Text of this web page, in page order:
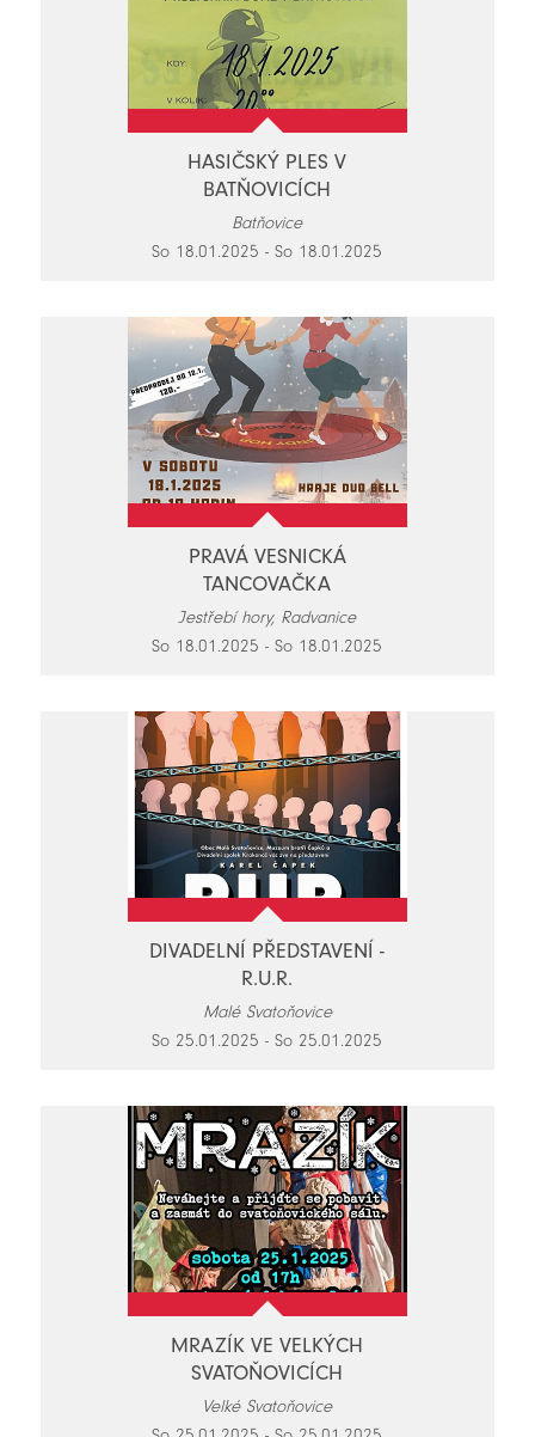
HASIČSKÝ PLES V
BATŇOVICÍCH
Batňovice
So 18.01.2025 - So 18.01.2025
PRAVÁ VESNICKÁ
TANCOVAČKA
Jestřebí hory, Radvanice
So 18.01.2025 - So 18.01.2025
DIVADELNÍ PŘEDSTAVENÍ -
R.U.R.
Malé Svatoňovice
So 25.01.2025 - So 25.01.2025
MRAZÍK VE VELKÝCH
SVATOŇOVICÍCH
Velké Svatoňovice